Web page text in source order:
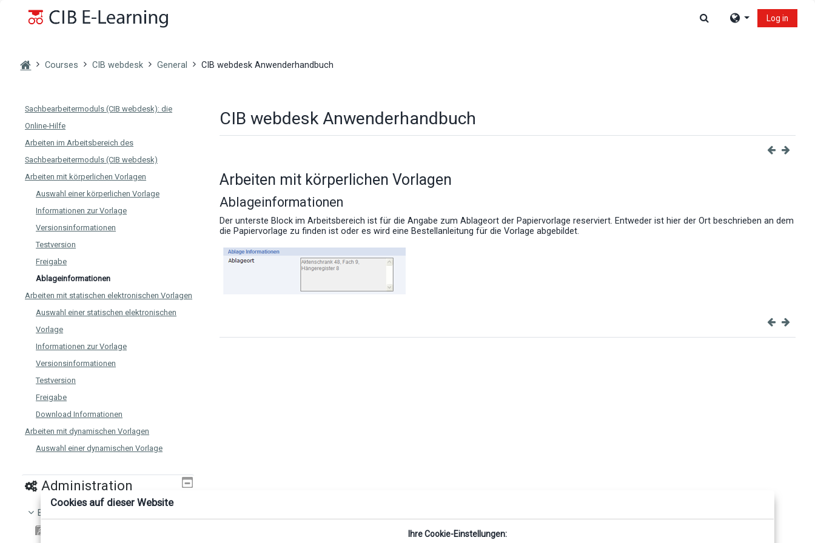
Toggle search input
Log in
Courses CIB webdesk General CIB webdesk Anwenderhandbuch
CIB webdesk Anwenderhandbuch
Arbeiten mit körperlichen Vorlagen
Ablageinformationen
Der unterste Block im Arbeitsbereich ist für die Angabe zum Ablageort der Papiervorlage reserviert. Entweder ist hier der Ort beschrieben an dem
die Papiervorlage zu finden ist oder es wird eine Bestellanleitung für die Vorlage abgebildet.
Sachbearbeitermoduls (CIB webdesk)
Sachbearbeitermoduls (CIB webdesk): die
Online-Hilfe
Arbeiten im Arbeitsbereich des
Sachbearbeitermoduls (CIB webdesk)
Arbeiten mit körperlichen Vorlagen
Auswahl einer körperlichen Vorlage
Informationen zur Vorlage
Versionsinformationen
Testversion
Freigabe
Ablageinformationen
Arbeiten mit statischen elektronischen Vorlagen
Auswahl einer statischen elektronischen
Vorlage
Informationen zur Vorlage
Versionsinformationen
Testversion
Freigabe
Download Informationen
Arbeiten mit dynamischen Vorlagen
Auswahl einer dynamischen Vorlage
Informationen zur Vorlage
Versionsinformationen
Testversion
Freigabe der Vorlage
Administration
Book administration
Cookies auf dieser Website
Ihre Cookie-Einstellungen: